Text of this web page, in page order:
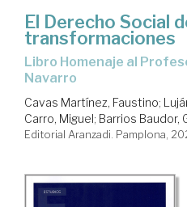
El Derecho Social
transformaciones
Libro Homenaje al Profesor Antonio V. Sempere
Navarro
Cavas Martínez, Faustino;
Carro, Miguel; Barrios Baudor,
Editorial Aranzadi. Pamplona,